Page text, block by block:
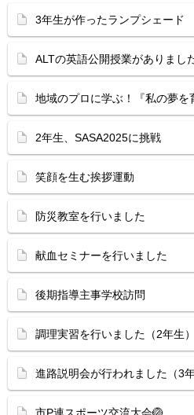
3年生が作ったランプシェード
ALTの英語公開授業がありまし
地域のプロに学ぶ！『私の夢を
2年生、SASA2025に挑戦
笑顔を生む挨拶運動
防災教室を行いました
献血セミナーを行いました
後期指導主事学校訪問
調理実習を行いました（2年生）
進路説明会が行われました（3年